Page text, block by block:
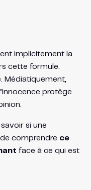
implicitement la
cette formule.
Médiatiquement,
protège
savoir si une
comprendre ce
face à ce qui est